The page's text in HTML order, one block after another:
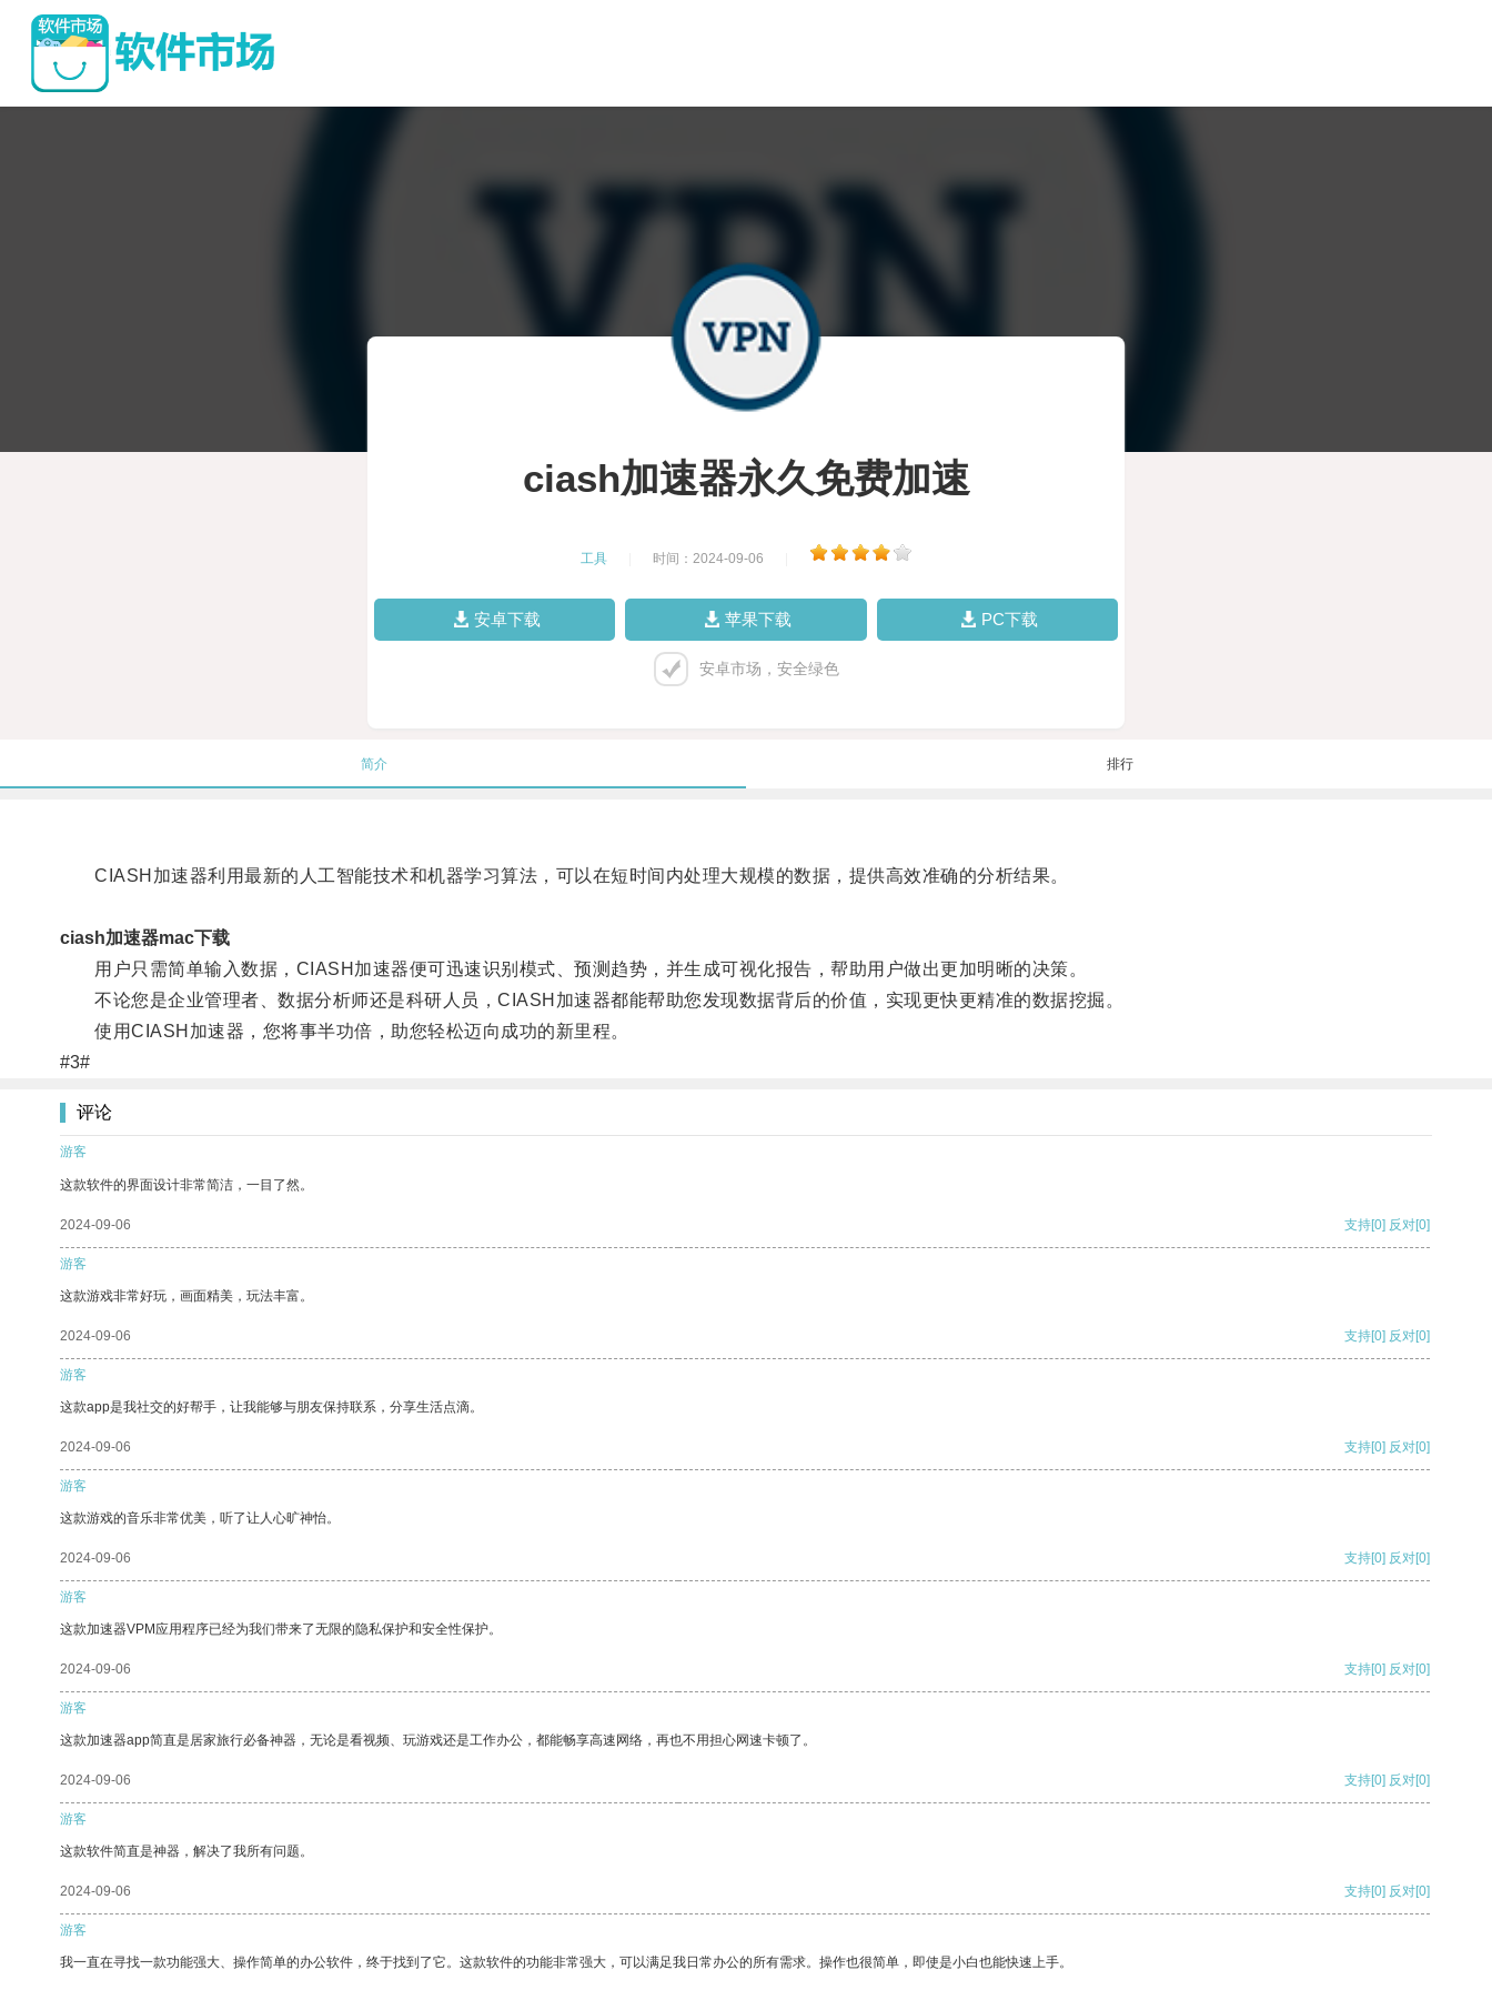
ciash加速器永久免费加速
工具 时间：2024-09-06
安卓下载 苹果下载 PC下载
安卓市场，安全绿色
简介 排行
CIASH加速器利用最新的人工智能技术和机器学习算法，可以在短时间内处理大规模的数据，提供高效准确的分析结果。
ciash加速器mac下载
用户只需简单输入数据，CIASH加速器便可迅速识别模式、预测趋势，并生成可视化报告，帮助用户做出更加明晰的决策。
不论您是企业管理者、数据分析师还是科研人员，CIASH加速器都能帮助您发现数据背后的价值，实现更快更精准的数据挖掘。
使用CIASH加速器，您将事半功倍，助您轻松迈向成功的新里程。
#3#
评论
游客
这款软件的界面设计非常简洁，一目了然。
2024-09-06 支持[0] 反对[0]
游客
这款游戏非常好玩，画面精美，玩法丰富。
2024-09-06 支持[0] 反对[0]
游客
这款app是我社交的好帮手，让我能够与朋友保持联系，分享生活点滴。
2024-09-06 支持[0] 反对[0]
游客
这款游戏的音乐非常优美，听了让人心旷神怡。
2024-09-06 支持[0] 反对[0]
游客
这款加速器VPM应用程序已经为我们带来了无限的隐私保护和安全性保护。
2024-09-06 支持[0] 反对[0]
游客
这款加速器app简直是居家旅行必备神器，无论是看视频、玩游戏还是工作办公，都能畅享高速网络，再也不用担心网速卡顿了。
2024-09-06 支持[0] 反对[0]
游客
这款软件简直是神器，解决了我所有问题。
2024-09-06 支持[0] 反对[0]
游客
我一直在寻找一款功能强大、操作简单的办公软件，终于找到了它。这款软件的功能非常强大，可以满足我日常办公的所有需求。操作也很简单，即使是小白也能快速上手。